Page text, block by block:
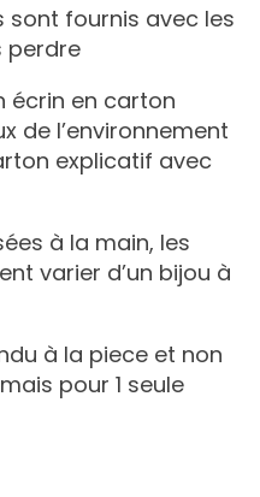
sont fournis avec les
perdre
écrin en carton
de l’environnement
explicatif avec
à la main, les
varier d’un bijou à
à la piece et non
pour 1 seule